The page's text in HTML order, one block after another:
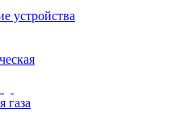
устройства
газа